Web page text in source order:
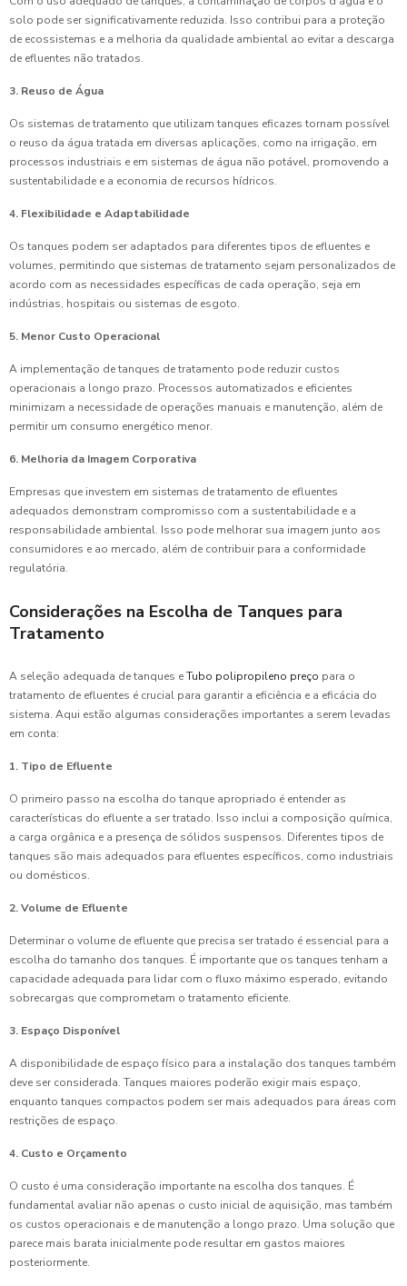
solo pode ser significativamente reduzida. Isso contribui para a proteção
de ecossistemas e a melhoria da qualidade ambiental ao evitar a descarga
de efluentes não tratados.
3. Reuso de Água
Os sistemas de tratamento que utilizam tanques eficazes tornam possível
o reuso da água tratada em diversas aplicações, como na irrigação, em
processos industriais e em sistemas de água não potável, promovendo a
sustentabilidade e a economia de recursos hídricos.
4. Flexibilidade e Adaptabilidade
Os tanques podem ser adaptados para diferentes tipos de efluentes e
volumes, permitindo que sistemas de tratamento sejam personalizados de
acordo com as necessidades específicas de cada operação, seja em
indústrias, hospitais ou sistemas de esgoto.
5. Menor Custo Operacional
A implementação de tanques de tratamento pode reduzir custos
operacionais a longo prazo. Processos automatizados e eficientes
minimizam a necessidade de operações manuais e manutenção, além de
permitir um consumo energético menor.
6. Melhoria da Imagem Corporativa
Empresas que investem em sistemas de tratamento de efluentes
adequados demonstram compromisso com a sustentabilidade e a
responsabilidade ambiental. Isso pode melhorar sua imagem junto aos
consumidores e ao mercado, além de contribuir para a conformidade
regulatória.
Considerações na Escolha de Tanques para
Tratamento
A seleção adequada de tanques eTubo polipropileno preço para o
tratamento de efluentes é crucial para garantir a eficiência e a eficácia do
sistema. Aqui estão algumas considerações importantes a serem levadas
em conta:
1. Tipo de Efluente
O primeiro passo na escolha do tanque apropriado é entender as
características do efluente a ser tratado. Isso inclui a composição química,
a carga orgânica e a presença de sólidos suspensos. Diferentes tipos de
tanques são mais adequados para efluentes específicos, como industriais
ou domésticos.
2. Volume de Efluente
Determinar o volume de efluente que precisa ser tratado é essencial para a
escolha do tamanho dos tanques. É importante que os tanques tenham a
capacidade adequada para lidar com o fluxo máximo esperado, evitando
sobrecargas que comprometam o tratamento eficiente.
3. Espaço Disponível
A disponibilidade de espaço físico para a instalação dos tanques também
deve ser considerada. Tanques maiores poderão exigir mais espaço,
enquanto tanques compactos podem ser mais adequados para áreas com
restrições de espaço.
4. Custo e Orçamento
O custo é uma consideração importante na escolha dos tanques. É
fundamental avaliar não apenas o custo inicial de aquisição, mas também
os custos operacionais e de manutenção a longo prazo. Uma solução que
parece mais barata inicialmente pode resultar em gastos maiores
posteriormente.